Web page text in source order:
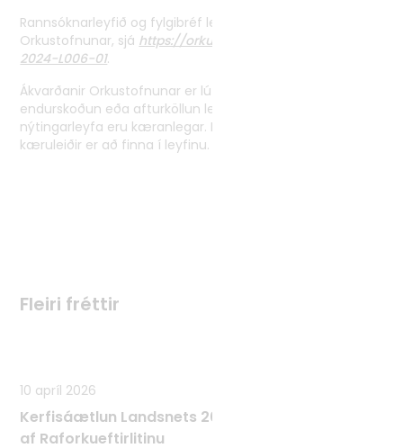
Rannsóknarleyfið og fylgibréf leyfisins er að finna á vef
Orkustofnunar, sjá https://orkustofnun.is/licenses/OS-
2024-L006-01.
Ákvarðanir Orkustofnunar er lúta að veitingu,
endurskoðun eða afturköllun leitar,- rannsóknar- og
nýtingarleyfa eru kæranlegar. Nánari upplýsingar um
kæruleiðir er að finna í leyfinu.
Fleiri fréttir
10 apríl 2026
Kerfisáætlun Landsnets 2025 - 2034 samþykkt
af Raforkueftirlitinu